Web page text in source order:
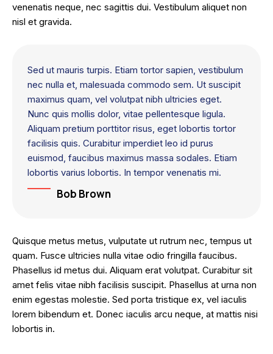
venenatis neque, nec sagittis dui. Vestibulum aliquet non
nisl et gravida.
Sed ut mauris turpis. Etiam tortor sapien, vestibulum
nec nulla et, malesuada commodo sem. Ut suscipit
maximus quam, vel volutpat nibh ultricies eget.
Nunc quis mollis dolor, vitae pellentesque ligula.
Aliquam pretium porttitor risus, eget lobortis tortor
facilisis quis. Curabitur imperdiet leo id purus
euismod, faucibus maximus massa sodales. Etiam
lobortis varius lobortis. In tempor venenatis mi.
Bob Brown
Quisque metus metus, vulputate ut rutrum nec, tempus ut
quam. Fusce ultricies nulla vitae odio fringilla faucibus.
Phasellus id metus dui. Aliquam erat volutpat. Curabitur sit
amet felis vitae nibh facilisis suscipit. Phasellus at urna non
enim egestas molestie. Sed porta tristique ex, vel iaculis
lorem bibendum et. Donec iaculis arcu neque, at mattis nisi
lobortis in.